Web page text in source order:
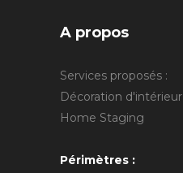
A propos
Services proposés :
Décoration d'intérieur
Home Staging
Périmètres :